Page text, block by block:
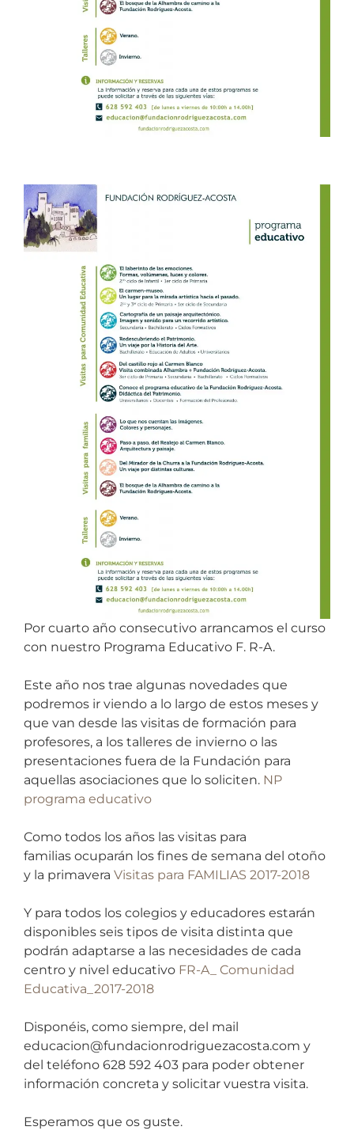
Por cuarto año consecutivo arrancamos el curso
con nuestro Programa Educativo F. R-A.
Este año nos trae algunas novedades que
podremos ir viendo a lo largo de estos meses y
que van desde las visitas de formación para
profesores, a los talleres de invierno o las
presentaciones fuera de la Fundación para
aquellas asociaciones que lo soliciten. NP
programa educativo
Como todos los años las visitas para
familias ocuparán los fines de semana del otoño
y la primavera Visitas para FAMILIAS 2017-2018
Y para todos los colegios y educadores estarán
disponibles seis tipos de visita distinta que
podrán adaptarse a las necesidades de cada
centro y nivel educativo FR-A_ Comunidad
Educativa_2017-2018
Disponéis, como siempre, del mail
educacion@fundacionrodriguezacosta.com y
del teléfono 628 592 403 para poder obtener
información concreta y solicitar vuestra visita.
Esperamos que os guste.